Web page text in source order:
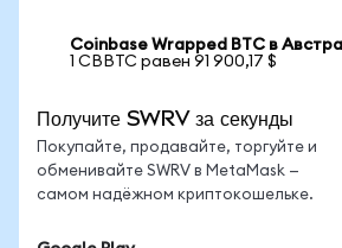
Coinbase Wrapped BTC в
1 CBBTC равен 91 900,17 $
Получите SWRV за секунды
Покупайте, продавайте, торгуйте и
обменивайте SWRV в MetaMask —
самом надёжном криптокошельке.